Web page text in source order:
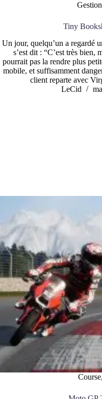
Gestion
Tiny
Un jour, quelqu’un a regardé
s’est dit : “C’est très bien,
pourrait pas la rendre plus
mobile, et suffisamment
client reparte avec
LeCid
Course